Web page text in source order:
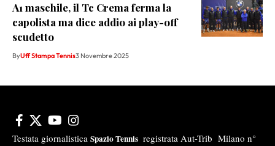
A1 maschile, il Tc Crema ferma la
capolista ma dice addio ai play-off
scudetto
ByUff Stampa Tennis3 Novembre 2025
Testata giornalistica Spazio Tennis registrata Aut-Trib Milano n°